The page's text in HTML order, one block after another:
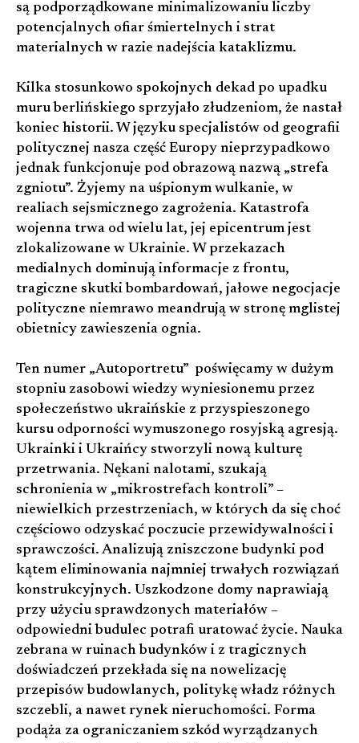
są podporządkowane minimalizowaniu liczby
potencjalnych ofiar śmiertelnych i strat
materialnych w razie nadejścia kataklizmu.
Kilka stosunkowo spokojnych dekad po upadku
muru berlińskiego sprzyjało złudzeniom, że nastał
koniec historii. W języku specjalistów od geografii
politycznej nasza część Europy nieprzypadkowo
jednak funkcjonuje pod obrazową nazwą „strefa
zgniotu”. Żyjemy na uśpionym wulkanie, w
realiach sejsmicznego zagrożenia. Katastrofa
wojenna trwa od wielu lat, jej epicentrum jest
zlokalizowane w Ukrainie. W przekazach
medialnych dominują informacje z frontu,
tragiczne skutki bombardowań, jałowe negocjacje
polityczne niemrawo meandrują w stronę mglistej
obietnicy zawieszenia ognia.
Ten numer „Autoportretu” poświęcamy w dużym
stopniu zasobowi wiedzy wyniesionemu przez
społeczeństwo ukraińskie z przyspieszonego
kursu odporności wymuszonego rosyjską agresją.
Ukrainki i Ukraińcy stworzyli nową kulturę
przetrwania. Nękani nalotami, szukają
schronienia w „mikrostrefach kontroli” –
niewielkich przestrzeniach, w których da się choć
częściowo odzyskać poczucie przewidywalności i
sprawczości. Analizują zniszczone budynki pod
kątem eliminowania najmniej trwałych rozwiązań
konstrukcyjnych. Uszkodzone domy naprawiają
przy użyciu sprawdzonych materiałów –
odpowiedni budulec potrafi uratować życie. Nauka
zebrana w ruinach budynków i z tragicznych
doświadczeń przekłada się na nowelizację
przepisów budowlanych, politykę władz różnych
szczebli, a nawet rynek nieruchomości. Forma
podąża za ograniczaniem szkód wyrządzanych